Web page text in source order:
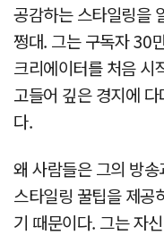
공감하는 스타일링을
쩡대. 그는 구독자 30
크리에이터를 처음 시
고들어 깊은 경지에
다.
왜 사람들은 그의 방
스타일링 꿀팁을 제공
기 때문이다. 그는 자